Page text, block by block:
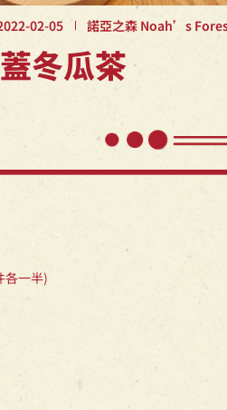
02-05 諾亞之森 Noah’s
冬瓜茶
各一半)